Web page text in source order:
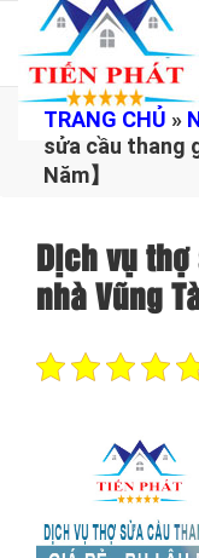
TRANG CHỦ »
sửa cầu thang
Năm】
Dịch vụ
nhà Vũng